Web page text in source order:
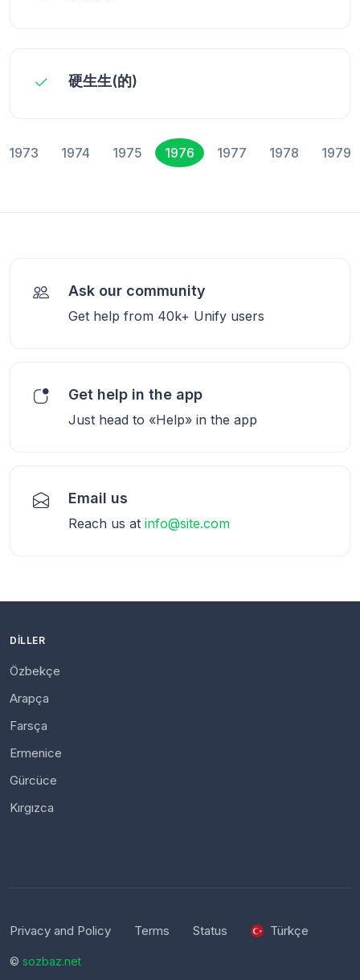
硬生生(的)
1973 1974 1975 1976 1977 1978 1979
Ask our community
Get help from 40k+ Unify users
Get help in the app
Just head to «Help» in the app
Email us
Reach us at info@site.com
DILLER
Özbekçe
Arapça
Farsça
Ermenice
Gürcüce
Kırgızca
Privacy and Policy Terms Status Türkçe
© sozbaz.net